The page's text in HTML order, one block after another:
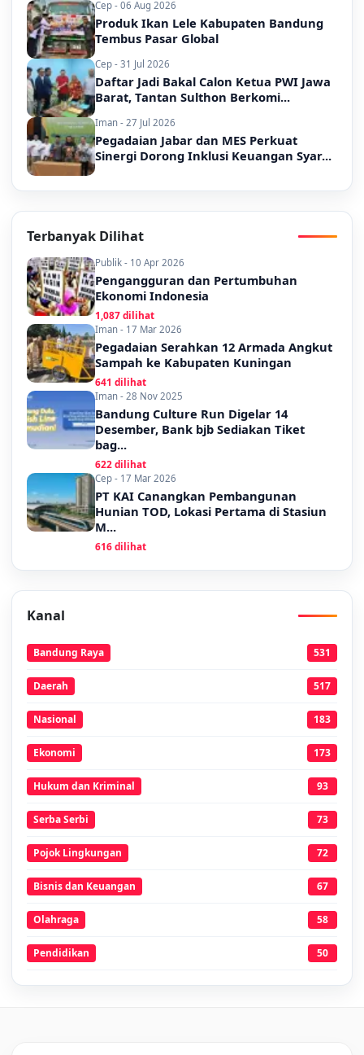
Cep - 06 Aug 2026
Produk Ikan Lele Kabupaten Bandung
Tembus Pasar Global
Cep - 31 Jul 2026
Daftar Jadi Bakal Calon Ketua PWI Jawa
Barat, Tantan Sulthon Berkomi...
Iman - 27 Jul 2026
Pegadaian Jabar dan MES Perkuat
Sinergi Dorong Inklusi Keuangan Syar...
Terbanyak Dilihat
Publik - 10 Apr 2026
Pengangguran dan Pertumbuhan
Ekonomi Indonesia
1,087 dilihat
Iman - 17 Mar 2026
Pegadaian Serahkan 12 Armada Angkut
Sampah ke Kabupaten Kuningan
641 dilihat
Iman - 28 Nov 2025
Bandung Culture Run Digelar 14
Desember, Bank bjb Sediakan Tiket
bag...
622 dilihat
Cep - 17 Mar 2026
PT KAI Canangkan Pembangunan
Hunian TOD, Lokasi Pertama di Stasiun
M...
616 dilihat
Kanal
Bandung Raya 531
Daerah 517
Nasional 183
Ekonomi 173
Hukum dan Kriminal 93
Serba Serbi 73
Pojok Lingkungan 72
Bisnis dan Keuangan 67
Olahraga 58
Pendidikan 50